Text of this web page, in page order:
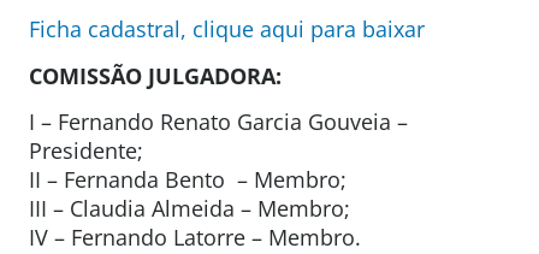
Ficha cadastral, clique aqui para baixar
COMISSÃO JULGADORA:
I – Fernando Renato Garcia Gouveia –
Presidente;
II – Fernanda Bento – Membro;
III – Claudia Almeida – Membro;
IV – Fernando Latorre – Membro.